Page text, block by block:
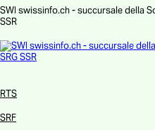
SWI swissinfo.ch - succursale della
SSR
RTS
SRF